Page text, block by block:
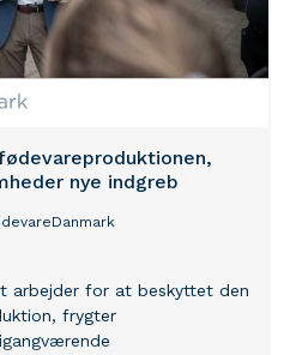
nye indgreb
arbejder for at beskyttet den
frygter